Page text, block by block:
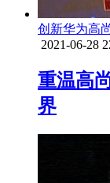
创新华为高
2021-06-28
重温高
界